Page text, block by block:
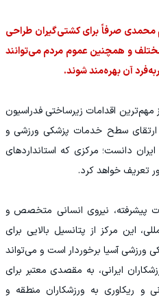
محمدی صرفاً برای کشتی‌گیران طراحی
و همچنین عموم مردم می‌توانند
آن بهره‌مند شوند.
اقدامات زیرساختی فدراسیون
سطح خدمات پزشکی ورزشی و
دانست؛ مرکزی که استانداردهای
تعریف خواهد کرد.
پیشرفته، نیروی انسانی متخصص و
این مرکز از پتانسیل بالایی برای
آسیا برخوردار است و می‌تواند
ایرانی، به مقصدی معتبر برای
و ریکاوری به ورزشکاران منطقه و